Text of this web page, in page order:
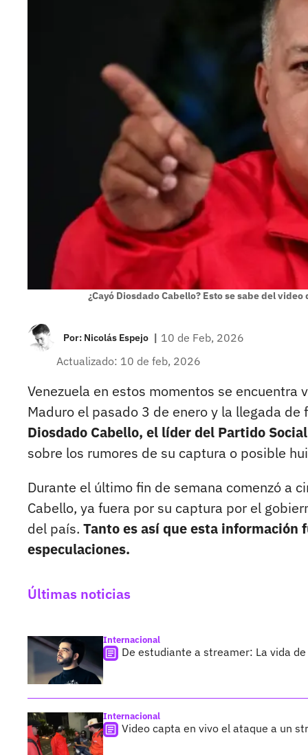
¿Cayó Diosdado Cabello? Esto se sabe del
Por: Nicolás Espejo | 10 de Feb, 2026
Actualizado: 10 de feb, 2026
Venezuela en estos momentos se
Maduro el pasado 3 de enero y la llegada
Diosdado Cabello, el líder del Partido
sobre los rumores de su captura o posible
Durante el último fin de semana comenzó a
Cabello, ya fuera por su captura por el
del país. Tanto es así que esta información
especulaciones.
Últimas noticias
Internacional
De estudiante a streamer: La vida
Internacional
Video capta en vivo el ataque a un